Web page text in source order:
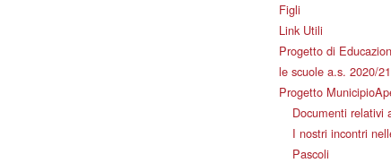
Figli
Link Utili
Progetto di
le scuole a.s. 2020/21
Progetto
Documenti relativi
I nostri incontri
Pascoli